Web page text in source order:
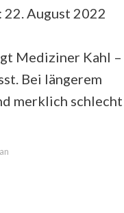
August 2022
Mediziner Kahl –
Bei längerem
merklich schlecht